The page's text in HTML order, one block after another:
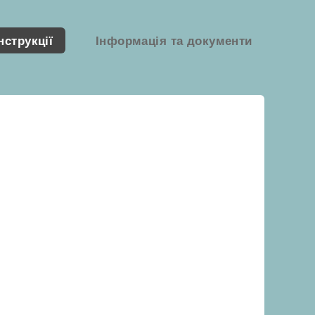
Інформація та документи